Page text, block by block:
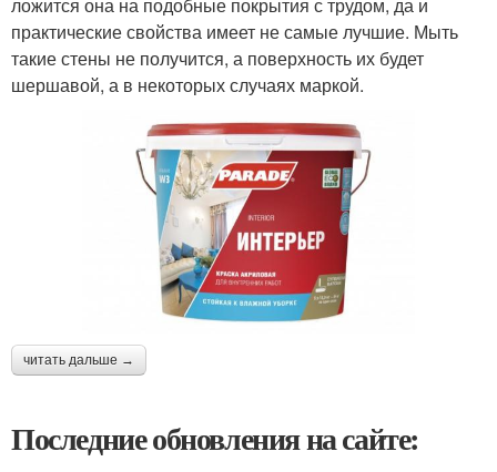
ложится она на подобные покрытия с трудом, да и
практические свойства имеет не самые лучшие. Мыть
такие стены не получится, а поверхность их будет
шершавой, а в некоторых случаях маркой.
читать дальше →
Последние обновления на сайте: